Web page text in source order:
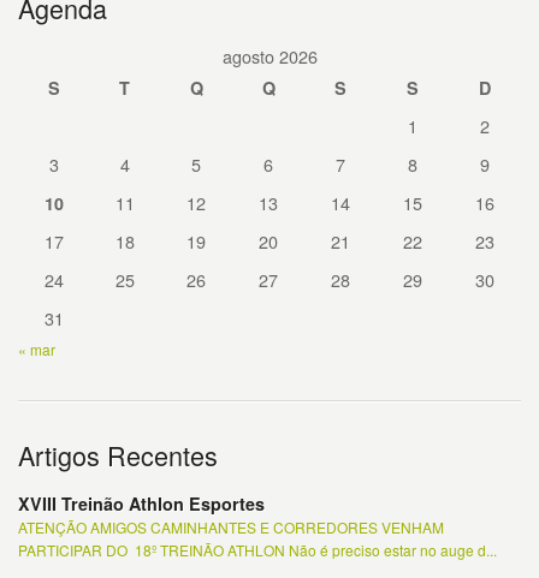
Agenda
agosto 2026
S T Q Q S S D
1
2
3
4 5 6 7 8 9
10 11 12 13 14 15
16
17
18 19 20 21 22
23
24
25 26 27 28 29
30
31
« mar
Artigos Recentes
XVIII Treinão Athlon Esportes
ATENÇÃO AMIGOS CAMINHANTES E CORREDORES VENHAM
PARTICIPAR DO 18º TREINÃO ATHLON Não é preciso estar no auge d...